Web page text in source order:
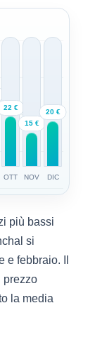
22 €
OTT
15 €
NOV
20 €
DIC
più bassi
si
febbraio. Il
prezzo
la media